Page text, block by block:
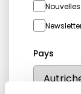
Pays